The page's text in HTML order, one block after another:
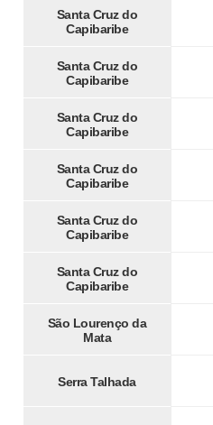
Santa Cruz do
Capibaribe
Santa Cruz do
Capibaribe
Santa Cruz do
Capibaribe
Santa Cruz do
Capibaribe
Santa Cruz do
Capibaribe
Santa Cruz do
Capibaribe
São Lourenço da
Mata
Serra Talhada